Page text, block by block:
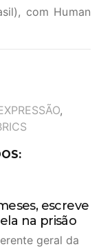
com Human
,
escreve
na prisão
geral da